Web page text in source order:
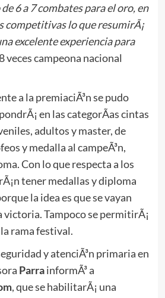
6 a 7 combates para el oro, en
competitivas lo que resumirÃ¡
excelente experiencia para
veces campeona nacional
a la premiaciÃ³n se pudo
en las categorÃ­as cintas
adultos y master, de
y medalla al campeÃ³n,
Con lo que respecta a los
tener medallas y diploma
la idea es que se vayan
victoria. Tampoco se permitirÃ¡
rama festival.
y atenciÃ³n primaria en
ParrainformÃ³ a
, que se habilitarÃ¡ una